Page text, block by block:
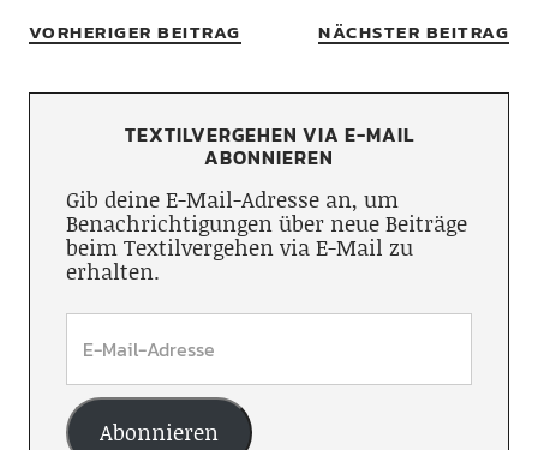
VORHERIGER BEITRAG NÄCHSTER BEITRAG
TEXTILVERGEHEN VIA E-MAIL
ABONNIEREN
Gib deine E-Mail-Adresse an, um
Benachrichtigungen über neue Beiträge
beim Textilvergehen via E-Mail zu
erhalten.
Abonnieren